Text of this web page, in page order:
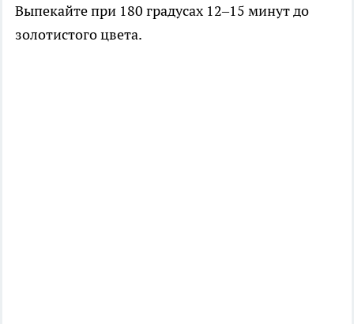
Выпекайте при 180 градусах 12–15 минут до
золотистого цвета.